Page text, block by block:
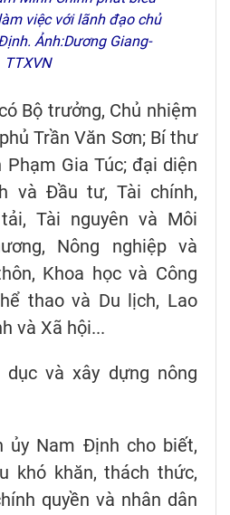
việc với lãnh đạo chủ
Ảnh:Dương Giang-
TTXVN
Bộ trưởng, Chủ nhiệm
Trần Văn Sơn; Bí thư
Gia Túc; đại diện
và Đầu tư, Tài chính,
Tài nguyên và Môi
Nông nghiệp và
Khoa học và Công
thao và Du lịch, Lao
và Xã hội...
và xây dựng nông
ủy Nam Định cho biết,
khó khăn, thách thức,
quyền và nhân dân